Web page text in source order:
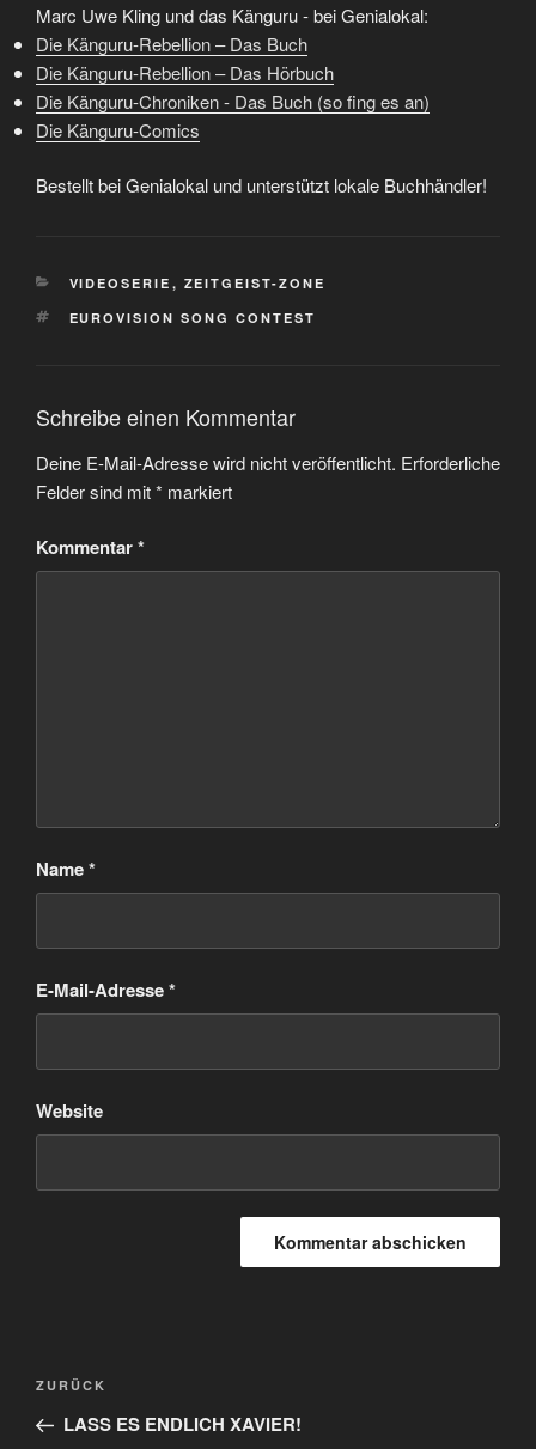
Marc Uwe Kling und das Känguru - bei Genialokal:
Die Känguru-Rebellion – Das Buch
Die Känguru-Rebellion – Das Hörbuch
Die Känguru-Chroniken - Das Buch (so fing es an)
Die Känguru-Comics
Bestellt bei Genialokal und unterstützt lokale Buchhändler!
KATEGORIEN
VIDEOSERIE , ZEITGEIST-ZONE
SCHLAGWÖRTER
EUROVISION SONG CONTEST
Schreibe einen Kommentar
Deine E-Mail-Adresse wird nicht veröffentlicht. Erforderliche
Felder sind mit* markiert
Kommentar*
Name*
E-Mail-Adresse*
Website
Beitragsnavigation
Vorheriger
Beitrag
ZURÜCK
LASS ES ENDLICH XAVIER!